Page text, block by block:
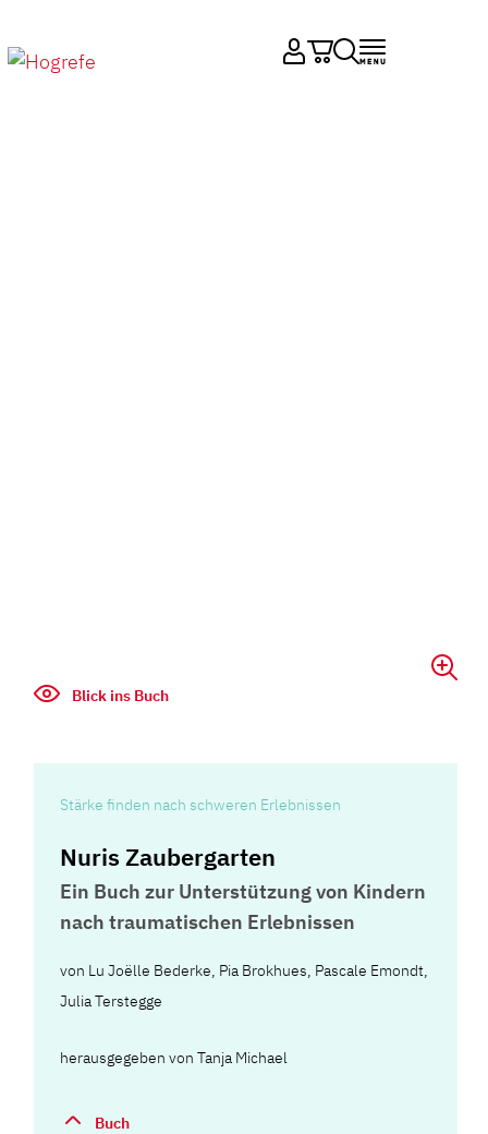
Blick ins Buch
Stärke finden nach schweren Erlebnissen
Nuris Zaubergarten
Ein Buch zur Unterstützung von Kindern
nach traumatischen Erlebnissen
von Lu Joëlle Bederke, Pia Brokhues, Pascale Emondt,
Julia Terstegge
herausgegeben von Tanja Michael
Buch